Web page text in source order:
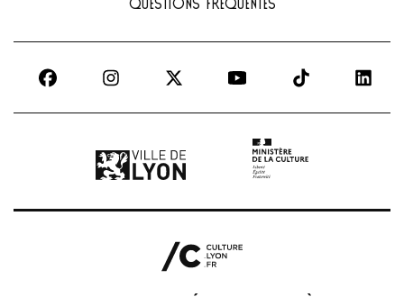
Ville de Lyon | lien externeMinistère de la culture